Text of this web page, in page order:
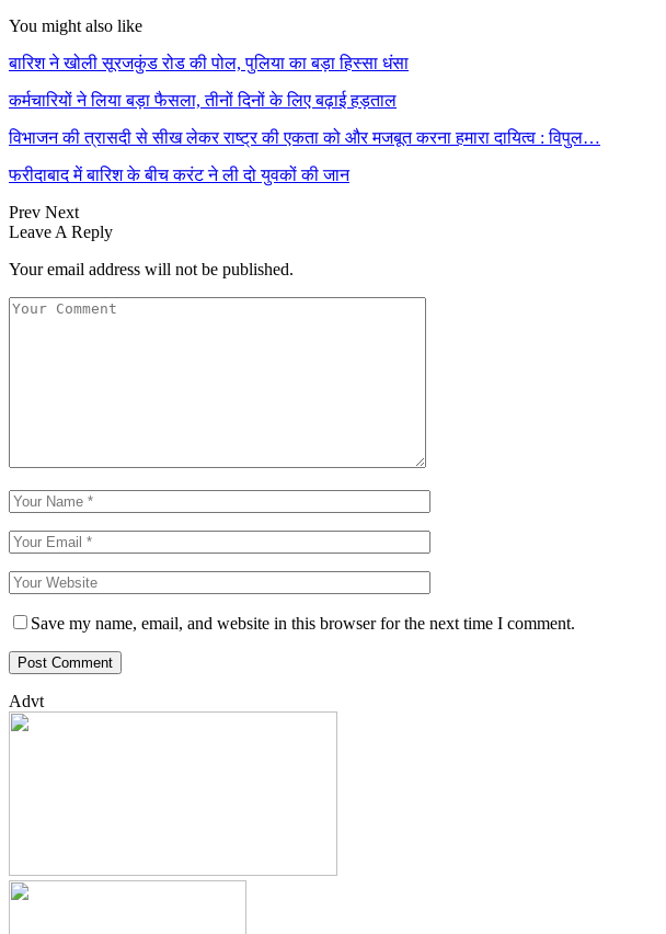
You might also like
बारिश ने खोली सूरजकुंड रोड की पोल, पुलिया का बड़ा हिस्सा धंसा
कर्मचारियों ने लिया बड़ा फैसला, तीनों दिनों के लिए बढ़ाई हड़ताल
विभाजन की त्रासदी से सीख लेकर राष्ट्र की एकता को और मजबूत करना हमारा दायित्व : विपुल…
फरीदाबाद में बारिश के बीच करंट ने ली दो युवकों की जान
Prev Next
Leave A Reply
Your email address will not be published.
Save my name, email, and website in this browser for the next time I comment.
Advt